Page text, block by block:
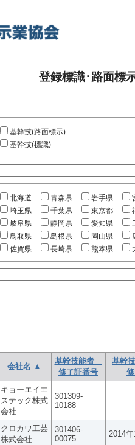
登録標識･路面標
基幹技(路面標示)
基幹技(標識)
北海道 青森県 岩手県
埼玉県
千葉県 東京都
岐阜県
静岡県 愛知県
鳥取県
島根県 岡山県
佐賀県
長崎県 熊本県
会社名 ▲
基幹技能者
修了証番号
基幹
キョーエイエ
ステック株式
会社
301309-
10188
クロカワ工芸
株式会社
301406-
00075
2014